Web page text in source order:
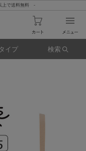
上で送料無料 -
イプ 検索